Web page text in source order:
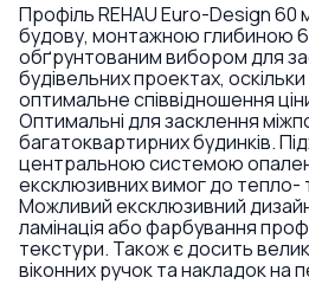
Профіль REHAU Euro-Design 60
будову, монтажною глибиною
обґрунтованим вибором для
будівельних проектах,
оптимальне співвідношення
Оптимальні для засклення
багатоквартирних будинків.
центральною системою
ексклюзивних вимог до тепло-
Можливий ексклюзивний
ламінація або фарбування
текстури. Також є досить
віконних ручок та накладок на